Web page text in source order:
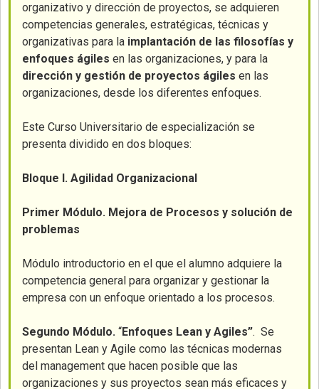
organizativo y dirección de proyectos, se adquieren
competencias generales, estratégicas, técnicas y
organizativas para la implantación de las filosofías y
enfoques ágiles en las organizaciones, y para la
dirección y gestión de proyectos ágiles en las
organizaciones, desde los diferentes enfoques.
Este Curso Universitario de especialización se
presenta dividido en dos bloques:
Bloque I. Agilidad Organizacional
Primer Módulo. Mejora de Procesos y solución de
problemas
Módulo introductorio en el que el alumno adquiere la
competencia general para organizar y gestionar la
empresa con un enfoque orientado a los procesos.
Segundo Módulo. “Enfoques Lean y Agiles”. Se
presentan Lean y Agile como las técnicas modernas
del management que hacen posible que las
organizaciones y sus proyectos sean más eficaces y